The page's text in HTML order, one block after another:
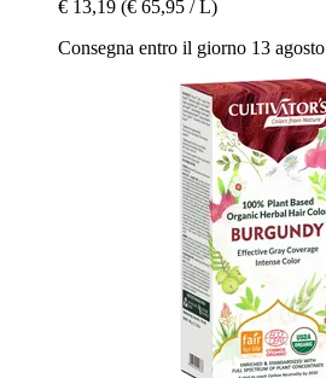
€ 13,19 (€ 65,95 / L)
Consegna entro il giorno 13 agosto